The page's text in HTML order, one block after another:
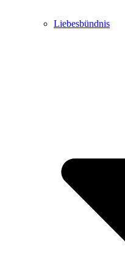
Liebesbündnis